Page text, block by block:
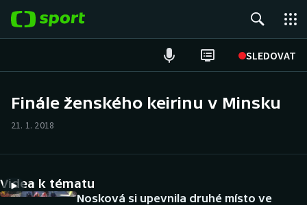
SLEDOVAT
Hokej
Tenis
Atletika
Finále ženského keirinu v Minsku
21. 1. 2018
Videa k tématu
Nosková si upevnila druhé místo ve